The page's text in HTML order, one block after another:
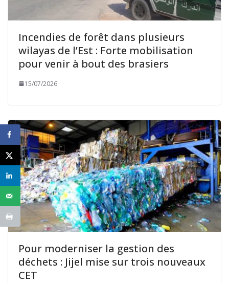
Incendies de forêt dans plusieurs
wilayas de l’Est : Forte mobilisation
pour venir à bout des brasiers
15/07/2026
Pour moderniser la gestion des
déchets : Jijel mise sur trois nouveaux
CET